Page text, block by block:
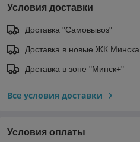
Условия доставки
Доставка "Самовывоз"
Доставка в новые ЖК Минска
Доставка в зоне "Минск+"
Все условия доставки
Условия оплаты